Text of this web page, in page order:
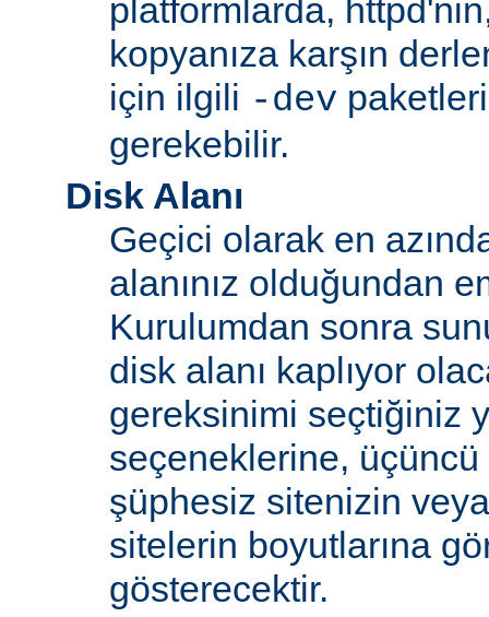
platformlarda,
kopyanıza karşın
için ilgili -dev
gerekebilir.
Disk Alanı
Geçici olarak en
alanınız olduğundan
Kurulumdan sonra
disk alanı kaplıyor
gereksinimi seçtiğiniz
seçeneklerine,
şüphesiz sitenizin
sitelerin boyutlarına
gösterecektir.